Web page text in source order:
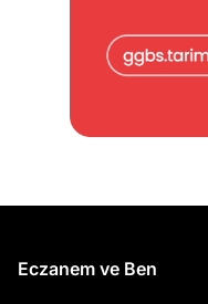
Eczanem ve Ben